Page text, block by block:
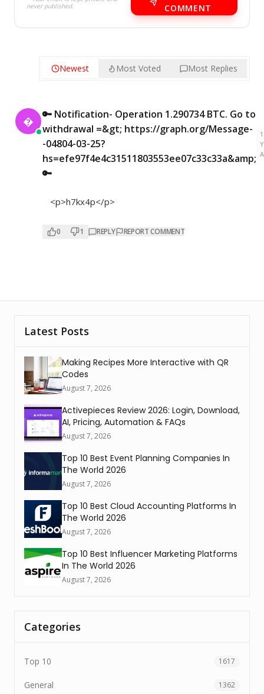
never published.
COMMENT
Newest Most Voted Most Replies

🔑 Notification- Operation 1.290734 BTC. Go to
withdrawal =&gt; https://graph.org/Message-
-04804-03-25?
hs=efe97f4e4c31511803553ee07c33c33a&amp;
🔑
1
<p>h7kx4p</p>
0 1 REPLY REPORT COMMENT
Latest Posts
Making Recipes More Interactive with QR
Codes
August 7, 2026
Activepieces Review 2026: Login, Download,
AI, Pricing, Automation & FAQs
August 7, 2026
Top 10 Best Event Planning Companies In
The World 2026
August 7, 2026
Top 10 Best Cloud Accounting Platforms In
The World 2026
August 7, 2026
Top 10 Best Influencer Marketing Platforms
In The World 2026
August 7, 2026
Categories
Top 10 1617
General 1362